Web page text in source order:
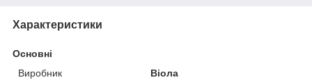
Характеристики
Основні
Виробник
Віола